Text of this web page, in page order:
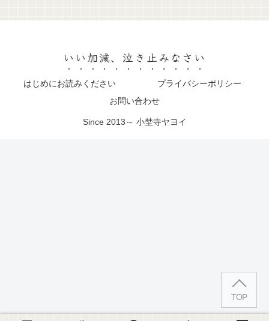
いい加減、泣き止みなさい
はじめにお読みください
プライバシーポリシー
お問い合わせ
Since 2013～ 小埜寺ヤヨイ
TOP